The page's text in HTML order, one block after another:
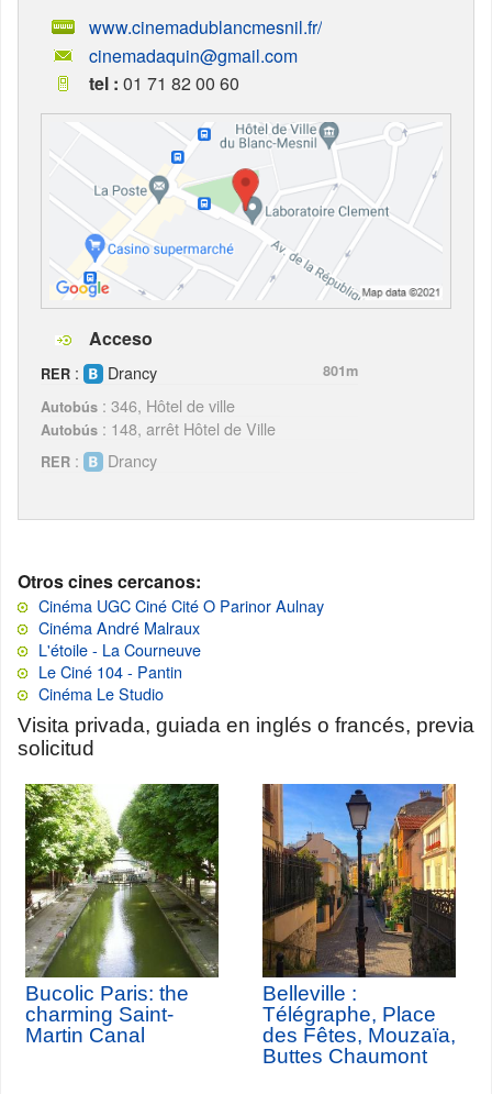
www.cinemadublancmesnil.fr/
cinemadaquin@gmail.com
tel : 01 71 82 00 60
Acceso
RER : Drancy
801m
Autobús : 346, Hôtel de ville
Autobús : 148, arrêt Hôtel de Ville
RER : Drancy
Otros cines cercanos:
Cinéma UGC Ciné Cité O Parinor Aulnay
Cinéma André Malraux
L'étoile - La Courneuve
Le Ciné 104 - Pantin
Cinéma Le Studio
Visita privada, guiada en inglés o francés, previa
solicitud
Bucolic Paris: the
charming Saint-
Martin Canal
Belleville :
Télégraphe, Place
des Fêtes, Mouzaïa,
Buttes Chaumont